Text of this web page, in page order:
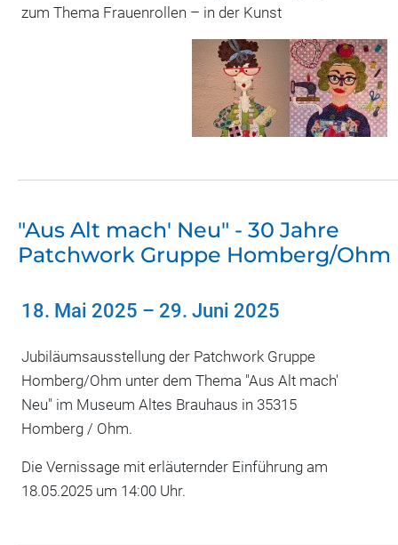
zum Thema Frauenrollen – in der Kunst
"Aus Alt mach' Neu" - 30 Jahre
Patchwork Gruppe Homberg/Ohm
18. Mai 2025 – 29. Juni 2025
Jubiläumsausstellung der Patchwork Gruppe
Homberg/Ohm unter dem Thema "Aus Alt mach'
Neu" im Museum Altes Brauhaus in 35315
Homberg / Ohm.
Die Vernissage mit erläuternder Einführung am
18.05.2025 um 14:00 Uhr.